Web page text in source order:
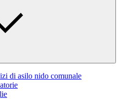
di asilo nido comunale